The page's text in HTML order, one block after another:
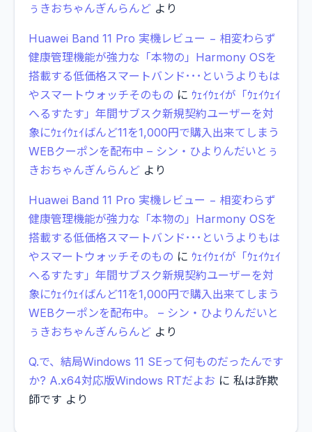
ぅきおちゃんぎんらんど より
Huawei Band 11 Pro 実機レビュー − 相変わらず
健康管理機能が強力な「本物の」Harmony OSを
搭載する低価格スマートバンド･･･というよりもは
やスマートウォッチそのもの に ｳｪｲｳｪｲが「ｳｪｲｳｪｲ
へるすたす」年間サブスク新規契約ユーザーを対
象にｳｪｲｳｪｲばんど11を1,000円で購入出来てしまう
WEBクーポンを配布中 – シン・ひよりんだいとぅ
きおちゃんぎんらんど より
Huawei Band 11 Pro 実機レビュー − 相変わらず
健康管理機能が強力な「本物の」Harmony OSを
搭載する低価格スマートバンド･･･というよりもは
やスマートウォッチそのもの に ｳｪｲｳｪｲが「ｳｪｲｳｪｲ
へるすたす」年間サブスク新規契約ユーザーを対
象にｳｪｲｳｪｲばんど11を1,000円で購入出来てしまう
WEBクーポンを配布中。 – シン・ひよりんだいと
ぅきおちゃんぎんらんど より
Q.で、結局Windows 11 SEって何ものだったんです
か? A.x64対応版Windows RTだよお に 私は詐欺
師です より